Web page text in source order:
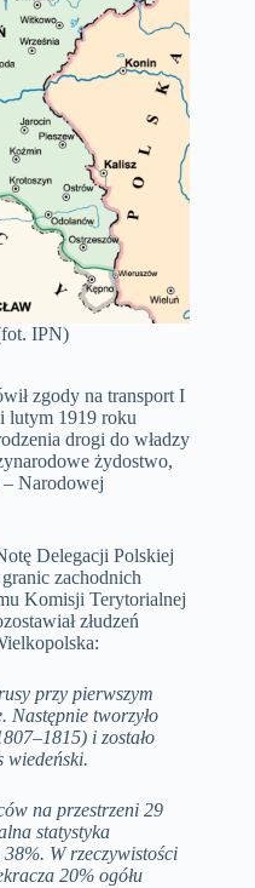
IPN)
zgody na transport I
lutym 1919 roku
drogi do władzy
żydostwo,
Narodowej
Delegacji Polskiej
zachodnich
Komisji Terytorialnej
złudzeń
przy pierwszym
Następnie tworzyło
i zostało
wiedeński.
na przestrzeni 29
statystyka
W rzeczywistości
20% ogółu